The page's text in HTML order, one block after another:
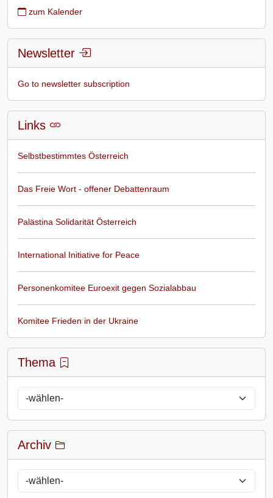
zum Kalender
Newsletter
Go to newsletter subscription
Links
Selbstbestimmtes Österreich
Das Freie Wort - offener Debattenraum
Palästina Solidarität Österreich
International Initiative for Peace
Personenkomitee Euroexit gegen Sozialabbau
Komitee Frieden in der Ukraine
Thema
Archiv